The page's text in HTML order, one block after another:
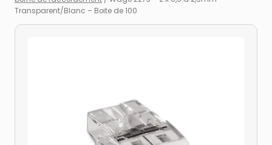
Transparent/Blanc – Boite de 100